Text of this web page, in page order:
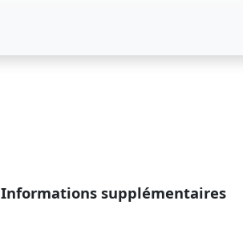
Informations supplémentaires